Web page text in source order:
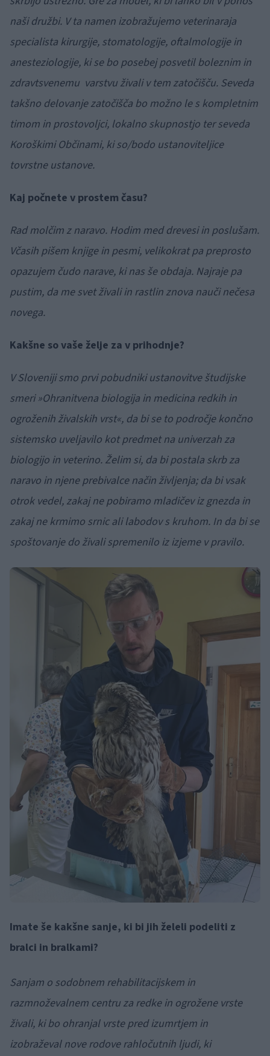
naši družbi. V ta namen izobražujemo veterinaraja
specialista kirurgije, stomatologije, oftalmologije in
anesteziologije, ki se bo posebej posvetil boleznim in
zdravtsvenemu varstvu živali v tem zatočišču. Seveda
takšno delovanje zatočišča bo možno le s kompletnim
timom in prostovoljci, lokalno skupnostjo ter seveda
Koroškimi Občinami, ki so/bodo ustanoviteljice
tovrstne ustanove.
Kaj počnete v prostem času?
Rad molčim z naravo. Hodim med drevesi in poslušam.
Včasih pišem knjige in pesmi, velikokrat pa preprosto
opazujem čudo narave, ki nas še obdaja. Najraje pa
pustim, da me svet živali in rastlin znova nauči nečesa
novega.
Kakšne so vaše želje za v prihodnje?
V Sloveniji smo prvi pobudniki ustanovitve študijske
smeri »Ohranitvena biologija in medicina redkih in
ogroženih živalskih vrst«, da bi se to področje končno
sistemsko uveljavilo kot predmet na univerzah za
biologijo in veterino. Želim si, da bi postala skrb za
naravo in njene prebivalce način življenja; da bi vsak
otrok vedel, zakaj ne pobiramo mladičev iz gnezda in
zakaj ne krmimo srnic ali labodov s kruhom. In da bi se
spoštovanje do živali spremenilo iz izjeme v pravilo.
Imate še kakšne sanje, ki bi jih želeli podeliti z
bralci in bralkami?
Sanjam o sodobnem rehabilitacijskem in
razmnoževalnem centru za redke in ogrožene vrste
živali, ki bo ohranjal vrste pred izumrtjem in
izobraževal nove rodove rahločutnih ljudi, ki